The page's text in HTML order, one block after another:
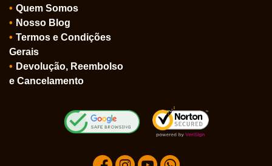
Quem Somos
Nosso Blog
Termos e Condições
Gerais
Devolução, Reembolso
e Cancelamento